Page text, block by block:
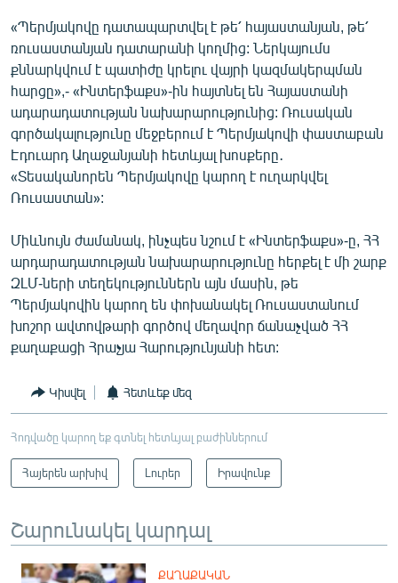
Հայերեն
English
Русский
ՀԵՏԵՎԵՔ ՄԵԶ
«Ազատության» բոլոր կայքերը
«Պերմյակովը դատապարտվել է թե՛ հայաստանյան, թե՛
ռուսաստանյան դատարանի կողմից: Ներկայումս
քննարկվում է պատիժը կրելու վայրի կազմակերպման
հարցը»,- «Ինտերֆաքս»-ին հայտնել են Հայաստանի
ադարադատության նախարարությունից: Ռուսական
գործակալությունը մեջբերում է Պերմյակովի փաստաբան
Էդուարդ Աղաջանյանի հետևյալ խոսքերը․
«Տեսականորեն Պերմյակովը կարող է ուղարկվել
Ռուսաստան»:
Միևնույն ժամանակ, ինչպես նշում է «Ինտերֆաքս»-ը, ՀՀ
արդարադատության նախարարությունը հերքել է մի շարք
ԶԼՄ-ների տեղեկություններն այն մասին, թե
Պերմյակովին կարող են փոխանակել Ռուսաստանում
խոշոր ավտովթարի գործով մեղավոր ճանաչված ՀՀ
քաղաքացի Հրաչյա Հարությունյանի հետ:
Կիսվել Հետևեք մեզ
Հոդվածը կարող եք գտնել հետևյալ բաժիններում
Հայերեն արխիվ Լուրեր Իրավունք
Շարունակել կարդալ
ՔԱՂԱՔԱԿԱՆ